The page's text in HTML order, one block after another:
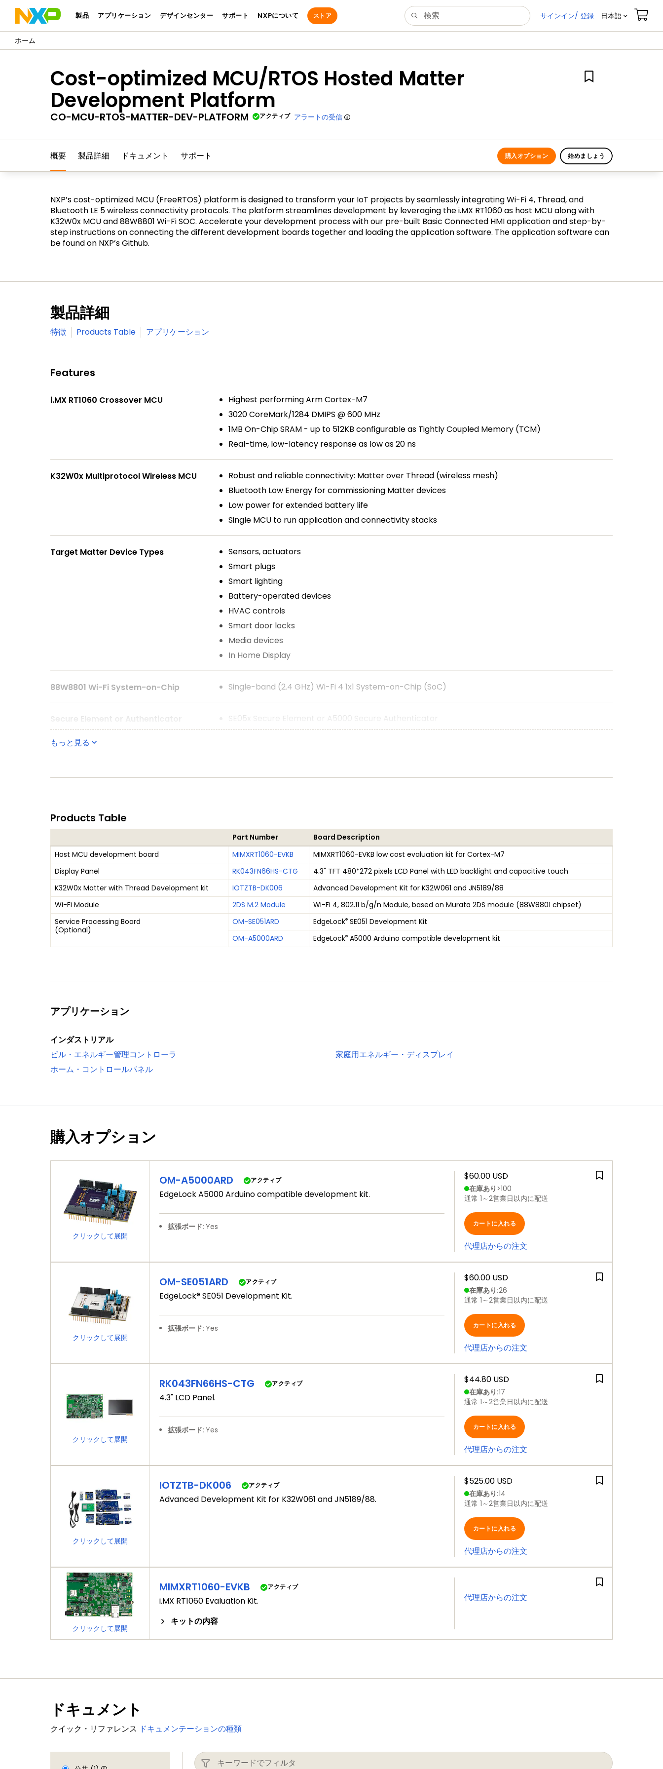
製品 アプリケーション デザインセンター サポート NXPについて ストア サインイン/ 登録 日本語
Cost-optimized MCU/RTOS Hosted Matter
Development Platform
CO-MCU-RTOS-MATTER-DEV-PLATFORM アクティブ アラートの受信
概要 製品詳細 ドキュメント サポート 購入オプション 始めましょう
NXP’s cost-optimized MCU (FreeRTOS) platform is designed to transform your IoT projects by seamlessly integrating Wi-Fi 4, Thread, and
Bluetooth LE 5 wireless connectivity protocols. The platform streamlines development by leveraging the i.MX RT1060 as host MCU along with
K32W0x MCU and 88W8801 Wi-Fi SOC. Accelerate your development process with our pre-built Basic Connected HMI application and step-by-
step instructions on connecting the different development boards together and loading the application software. The application software can
be found on NXP’s Github.
製品詳細
特徴 Products Table アプリケーション
Features
i.MX RT1060 Crossover MCU
Highest performing Arm Cortex-M7
3020 CoreMark/1284 DMIPS @ 600 MHz
1MB On-Chip SRAM - up to 512KB configurable as Tightly Coupled Memory (TCM)
Real-time, low-latency response as low as 20 ns
K32W0x Multiprotocol Wireless MCU
Robust and reliable connectivity: Matter over Thread (wireless mesh)
Bluetooth Low Energy for commissioning Matter devices
Low power for extended battery life
Single MCU to run application and connectivity stacks
Target Matter Device Types
Sensors, actuators
Smart plugs
Smart lighting
Battery-operated devices
HVAC controls
Smart door locks
Media devices
In Home Display
88W8801 Wi-Fi System-on-Chip Single-band (2.4 GHz) Wi-Fi 4 1x1 System-on-Chip (SoC)
Secure Element or Authenticator
SE05x Secure Element or A5000 Secure Authenticator
Can be added for turnkey Matter security, including credential provisioning
もっと見る
Products Table
Part Number
Board Description
Host MCU development board
MIMXRT1060-EVKB
MIMXRT1060-EVKB low cost evaluation kit for Cortex-M7
Display Panel
RK043FN66HS-CTG
4.3" TFT 480*272 pixels LCD Panel with LED backlight and capacitive touch
K32W0x Matter with Thread Development kit
IOTZTB-DK006
Advanced Development Kit for K32W061 and JN5189/88
Wi-Fi Module
2DS M.2 Module
Wi-Fi 4, 802.11 b/g/n Module, based on Murata 2DS module (88W8801 chipset)
Service Processing Board
(Optional)
OM-SE051ARD EdgeLock® SE051 Development Kit
OM-A5000ARD
EdgeLock® A5000 Arduino compatible development kit
アプリケーション
インダストリアル
ビル・エネルギー管理コントローラ
ホーム・コントロールパネル
家庭用エネルギー・ディスプレイ
購入オプション
クリックして展開
OM-A5000ARD アクティブ
EdgeLock A5000 Arduino compatible development kit.
拡張ボード: Yes
$60.00 USD
在庫あり >100
通常 1～2営業日以内に配送
カートに入れる
代理店からの注文
クリックして展開
OM-SE051ARD アクティブ
EdgeLock® SE051 Development Kit.
拡張ボード: Yes
$60.00 USD
在庫あり :26
通常 1～2営業日以内に配送
カートに入れる
代理店からの注文
クリックして展開
RK043FN66HS-CTG アクティブ
4.3" LCD Panel.
拡張ボード: Yes
$44.80 USD
在庫あり :17
通常 1～2営業日以内に配送
カートに入れる
代理店からの注文
クリックして展開
IOTZTB-DK006 アクティブ
Advanced Development Kit for K32W061 and JN5189/88.
$525.00 USD
在庫あり :14
通常 1～2営業日以内に配送
カートに入れる
代理店からの注文
クリックして展開
MIMXRT1060-EVKB アクティブ
i.MX RT1060 Evaluation Kit.
キットの内容
代理店からの注文
ドキュメント
クイック・リファレンス ドキュメンテーションの種類